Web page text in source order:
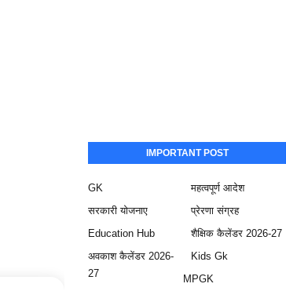
IMPORTANT POST
GK
महत्वपूर्ण आदेश
सरकारी योजनाए
प्रेरणा संग्रह
Education Hub
शैक्षिक कैलेंडर 2026-27
अवकाश कैलेंडर 2026-
27
Kids Gk
MPGK